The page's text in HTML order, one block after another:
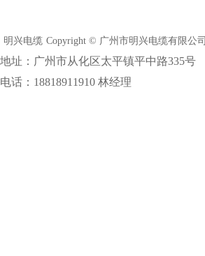
明兴电缆 Copyright © 广州市明兴电缆有限公司
地址：广州市从化区太平镇平中路335号
电话：18818911910 林经理